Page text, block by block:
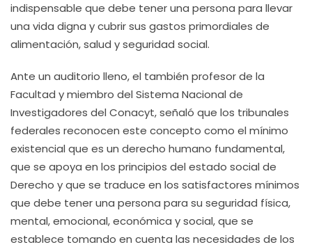
indispensable que debe tener una persona para llevar
una vida digna y cubrir sus gastos primordiales de
alimentación, salud y seguridad social.
Ante un auditorio lleno, el también profesor de la
Facultad y miembro del Sistema Nacional de
Investigadores del Conacyt, señaló que los tribunales
federales reconocen este concepto como el mínimo
existencial que es un derecho humano fundamental,
que se apoya en los principios del estado social de
Derecho y que se traduce en los satisfactores mínimos
que debe tener una persona para su seguridad física,
mental, emocional, económica y social, que se
establece tomando en cuenta las necesidades de los